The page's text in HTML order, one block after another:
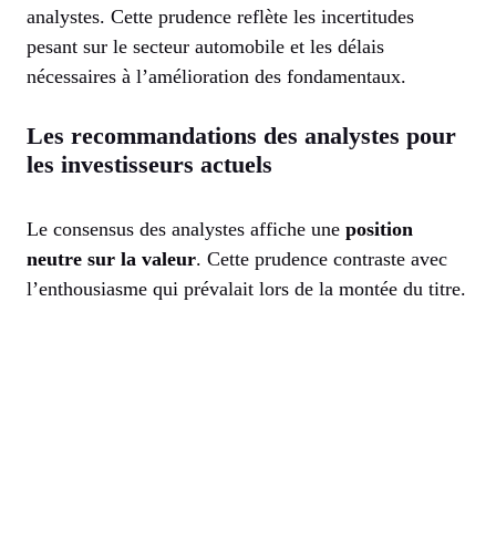
analystes. Cette prudence reflète les incertitudes
pesant sur le secteur automobile et les délais
nécessaires à l’amélioration des fondamentaux.
Les recommandations des analystes pour
les investisseurs actuels
Le consensus des analystes affiche une position
neutre sur la valeur. Cette prudence contraste avec
l’enthousiasme qui prévalait lors de la montée du titre.